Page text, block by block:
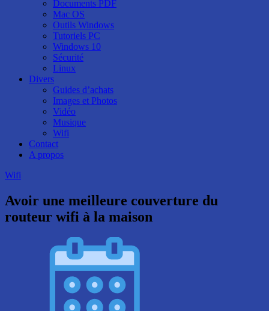
Documents PDF
Mac OS
Outils Windows
Tutoriels PC
Windows 10
Sécurité
Linux
Divers
Guides d’achats
Images et Photos
Vidéo
Musique
Wifi
Contact
A propos
Wifi
Avoir une meilleure couverture du
routeur wifi à la maison